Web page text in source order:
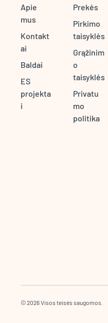
Apie
mus
Kontakt
ai
Baldai
ES
projekta
i
Prekės
Pirkimo
taisyklės
Grąžinim
o
taisyklės
Privatu
mo
politika
© 2026 Visos teisės saugomos.